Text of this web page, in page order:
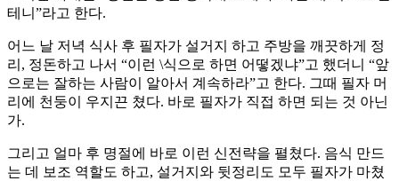
테니”라고 한다.
어느 날 저녁 식사 후 필자가 설거지 하고 주방을 깨끗하게 정
리, 정돈하고 나서 “이런 \식으로 하면 어떻겠냐”고 했더니 “앞
으로는 잘하는 사람이 알아서 계속하라”고 한다. 그때 필자 머
리에 천둥이 우지끈 쳤다. 바로 필자가 직접 하면 되는 것 아닌
가.
그리고 얼마 후 명절에 바로 이런 신전략을 펼쳤다. 음식 만드
는 데 보조 역할도 하고, 설거지와 뒷정리도 모두 필자가 마쳤